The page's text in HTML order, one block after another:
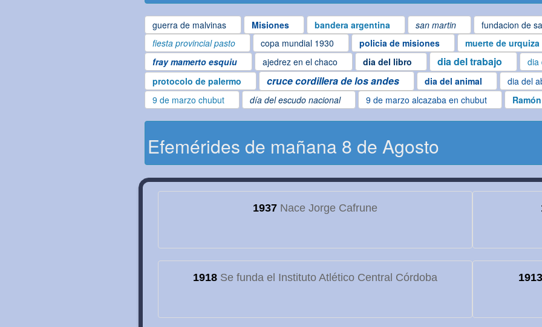
guerra de malvinas Misiones bandera argentina san martin fundacion de
fiesta provincial pasto
copa mundial 1930 policia de misiones muerte de urquiza
fray mamerto esquiu
ajedrez en el chaco dia del libro dia del trabajo dia
protocolo de palermo
cruce cordillera de los andes dia del animal dia del
9 de marzo chubut día del escudo nacional 9 de marzo alcazaba en chubut
Efemérides de mañana 8 de Agosto
1937Nace Jorge Cafrune
1918Se funda el Instituto Atlético Central Córdoba 1913